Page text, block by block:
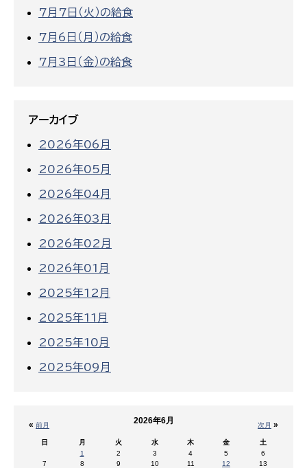
7月7日（火）の給食
7月6日（月）の給食
7月3日（金）の給食
アーカイブ
2026年06月
2026年05月
2026年04月
2026年03月
2026年02月
2026年01月
2025年12月
2025年11月
2025年10月
2025年09月
« 前月 次月 »
2026年6月
日 月 火 水 木 金
土
1
2 3 4 5
6
7
8 9 10 11 12 13